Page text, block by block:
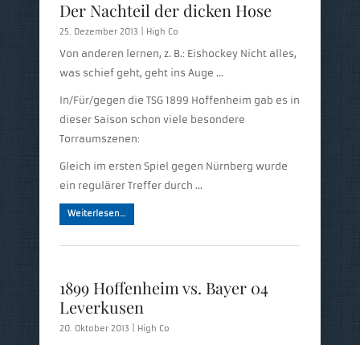
Der Nachteil der dicken Hose
25. Dezember 2013 | High Co
Von anderen lernen, z. B.: Eishockey Nicht alles,
was schief geht, geht ins Auge …
In/Für/gegen die TSG 1899 Hoffenheim gab es in
dieser Saison schon viele besondere
Torraumszenen:
Gleich im ersten Spiel gegen Nürnberg wurde
ein regulärer Treffer durch …
Weiterlesen…
1899 Hoffenheim vs. Bayer 04
Leverkusen
20. Oktober 2013 | High Co